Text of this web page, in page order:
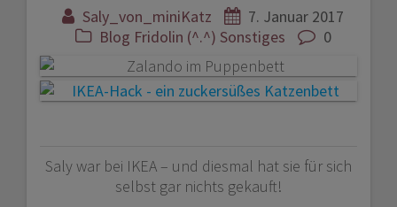
Saly_von_miniKatz
7. Januar 2017
Blog Fridolin (^.^) Sonstiges 0
Saly war bei IKEA – und diesmal hat sie für sich
selbst gar nichts gekauft!